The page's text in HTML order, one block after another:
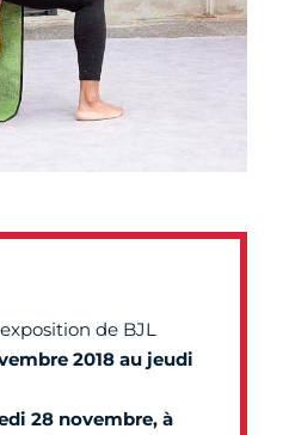
de BJL
2018 au jeudi
28 novembre, à